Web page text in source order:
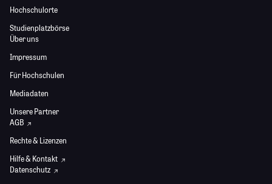
Hochschulorte
Studienplatzbörse
Über uns
Impressum
Für Hochschulen
Mediadaten
Unsere Partner
AGB
Rechte & Lizenzen
Hilfe & Kontakt
Datenschutz